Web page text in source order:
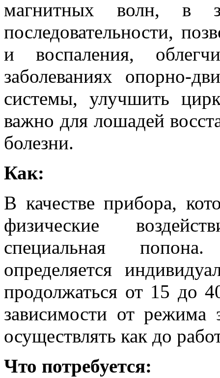
магнитных волн, в
последовательности,
и воспаления,
заболеваниях опорно-
системы, улучшить
важно для лошадей
болезни.
Как:
В качестве прибора,
физические
специальная
определяется
продолжаться от 15 до
зависимости от режима
осуществлять как до
Что потребуется: